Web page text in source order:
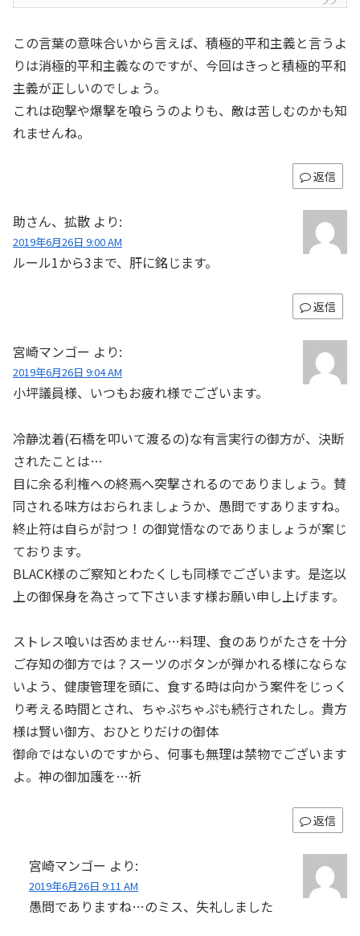
この言葉の意味合いから言えば、積極的平和主義と言うよ
りは消極的平和主義なのですが、今回はきっと積極的平和
主義が正しいのでしょう。
これは砲撃や爆撃を喰らうのよりも、敵は苦しむのかも知
れませんね。
返信
助さん、拡散 より:
2019年6月26日 9:00 AM
ルール1から3まで、肝に銘じます。
返信
宮崎マンゴー より:
2019年6月26日 9:04 AM
小坪議員様、いつもお疲れ様でございます。
冷静沈着(石橋を叩いて渡るの)な有言実行の御方が、決断
されたことは…
目に余る利権への終焉へ突撃されるのでありましょう。賛
同される味方はおられましょうか、愚問ですありますね。
終止符は自らが討つ！の御覚悟なのでありましょうが案じ
ております。
BLACK様のご察知とわたくしも同様でございます。是迄以
上の御保身を為さって下さいます様お願い申し上げます。
ストレス喰いは否めません…料理、食のありがたさを十分
ご存知の御方では？スーツのボタンが弾かれる様にならな
いよう、健康管理を頭に、食する時は向かう案件をじっく
り考える時間とされ、ちゃぷちゃぷも続行されたし。貴方
様は賢い御方、おひとりだけの御体
御命ではないのですから、何事も無理は禁物でございます
よ。神の御加護を…祈
返信
宮崎マンゴー より:
2019年6月26日 9:11 AM
愚問でありますね…のミス、失礼しました